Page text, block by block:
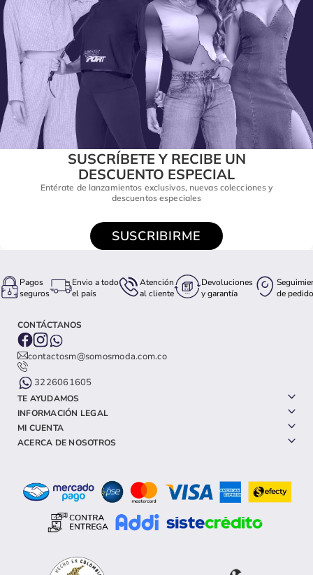
SUSCRÍBETE Y RECIBE UN
DESCUENTO ESPECIAL
Entérate de lanzamientos exclusivos, nuevas colecciones y
descuentos especiales
SUSCRIBIRME
Pagos
seguros
Envio a todo
el país
Atención
al cliente
Devoluciones
y garantía
de pedido
CONTÁCTANOS
contactosm@somosmoda.com.co
3226061605
TE AYUDAMOS
INFORMACIÓN LEGAL
MI CUENTA
ACERCA DE NOSOTROS